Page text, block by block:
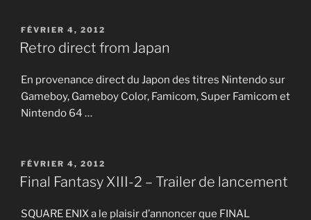
PUBLIÉ
LE
FÉVRIER 4, 2012
Retro direct from Japan
En provenance direct du Japon des titres Nintendo sur
Gameboy, Gameboy Color, Famicom, Super Famicom et
Nintendo 64 …
PUBLIÉ
LE
FÉVRIER 4, 2012
Final Fantasy XIII-2 – Trailer de lancement
SQUARE ENIX a le plaisir d’annoncer que FINAL